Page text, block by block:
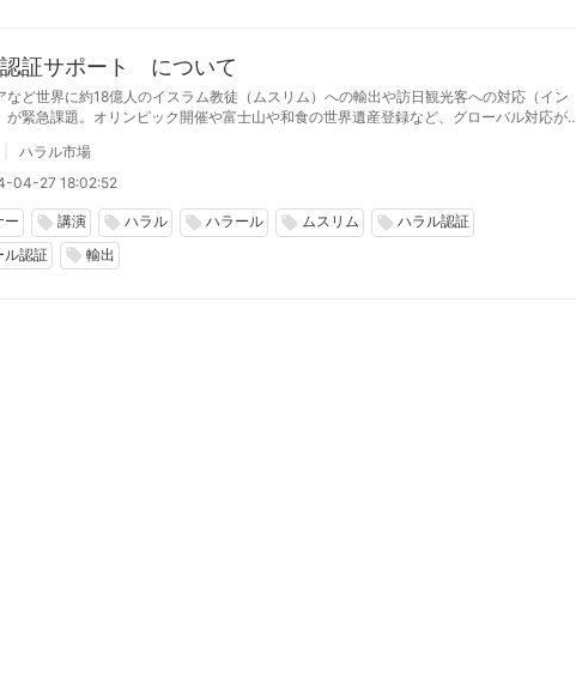
証サポート について
など世界に約18億人のイスラム教徒（ムスリム）への輸出や訪日観光客への対応（イン
が緊急課題。オリンピック開催や富士山や和食の世界遺産登録など、グローバル対応が
始します
ハラル市場
04-27 18:02:52
ー local_offer 講演 local_offer ハラル local_offer ハラール local_offer ムスリム local_offer ハラル認証
ル認証 local_offer 輸出